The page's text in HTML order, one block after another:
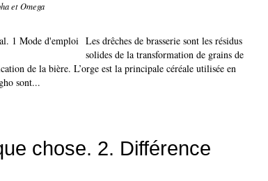
et Omega
Les drêches de brasserie sont les résidus
solides de la transformation de grains de
de la bière. L’orge est la principale céréale utilisée en
sont...
chose. 2. Différence